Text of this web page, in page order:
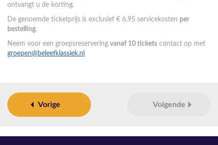
ontvangt u de korting.
De genoemde ticketprijs is exclusief € 6,95 servicekosten per
bestelling.
Neem voor een groepsreservering vanaf 10 tickets contact op met
groepen@beleefklassiek.nl
Vorige Volgende